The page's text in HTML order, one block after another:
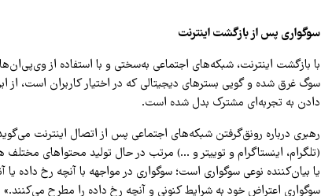
سوگواری پس از بازگشت اینترنت
با بازگشت اینترنت، شبکه‌های اجتماعی به‌سختی و با استفاده از
سوگ غرق شده و گویی بسترهای دیجیتالی که در اختیار کاربران است، از
دادن به تجربه‌ای مشترک بدل شده است.
رهبری درباره رونق‌گرفتن شبکه‌های اجتماعی پس از اتصال اینترنت
(تلگرام، اینستاگرام و توییتر و …) مرتب در حال تولید محتواهای مختلف
یا بیان‌کننده نوعی سوگواری است؛ سوگواری در مواجهه با آنچه رخ داده یا
سوگواری اعتراض خود به شرایط کنونی و آنچه رخ‌ داده را مطرح می‌کنند.»